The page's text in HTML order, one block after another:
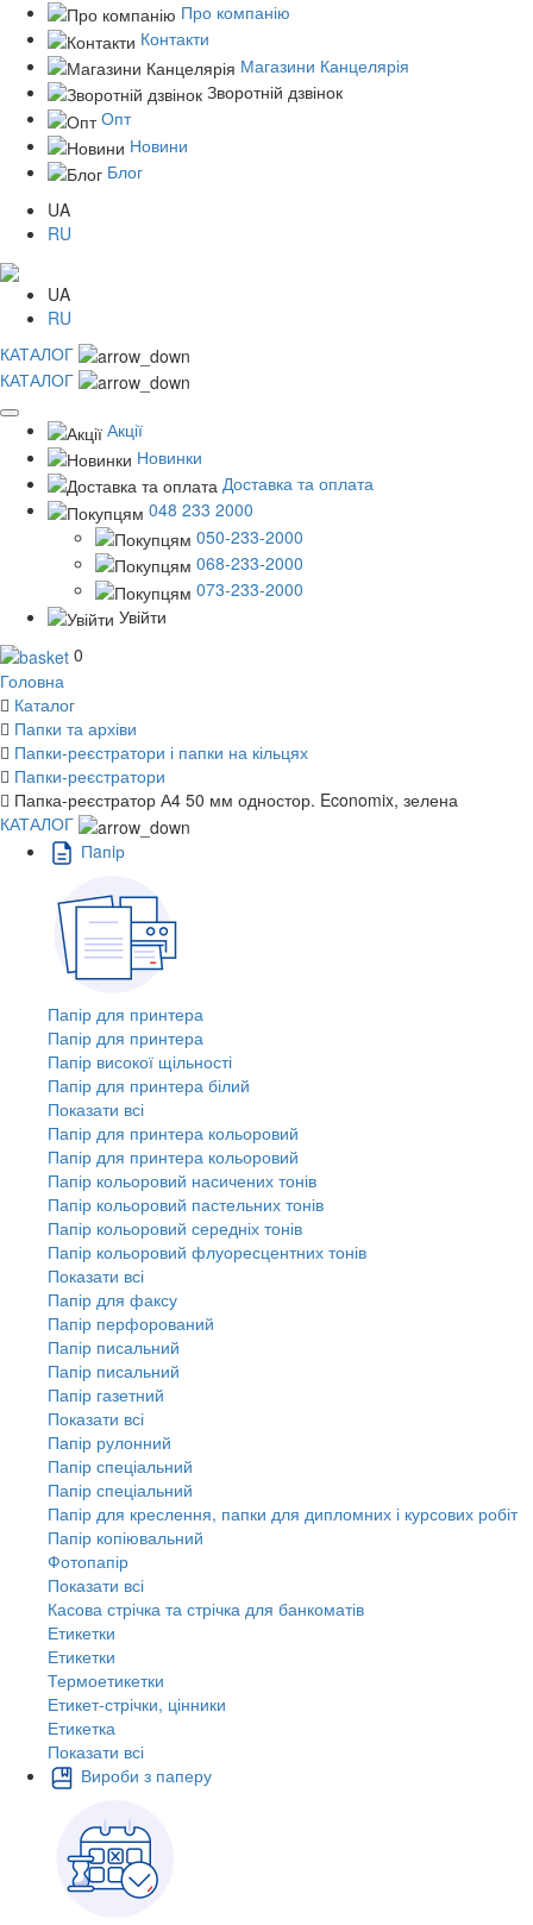
Про компанію
Контакти
Магазини Канцелярія
Зворотній дзвінок
Опт
Новини
Блог
UA
RU
UA
RU
КАТАЛОГ
КАТАЛОГ
Акції
Новинки
Доставка та оплата
048 233 2000
050-233-2000
068-233-2000
073-233-2000
Увійти
0
Головна
Каталог
Папки та архіви
Папки-реєстратори і папки на кільцях
Папки-реєстратори
Папка-реєстратор А4 50 мм одностор. Economix, зелена
КАТАЛОГ
Пaпiр
Папір для принтера
Папір для принтера
Папір високої щільності
Папір для принтера білий
Показати всі
Папір для принтера кольоровий
Папір для принтера кольоровий
Папір кольоровий насичених тонів
Папір кольоровий пастельних тонів
Папір кольоровий середніх тонів
Папір кольоровий флуоресцентних тонів
Показати всі
Папір для факсу
Папір перфорований
Папір писальний
Папір писальний
Папір газетний
Показати всі
Папір рулонний
Папір спеціальний
Папір спеціальний
Папір для креслення, папки для дипломних і курсових робіт
Папір копіювальний
Фотопапір
Показати всі
Касова стрічка та стрічка для банкоматів
Етикетки
Етикетки
Термоетикетки
Етикет-стрічки, цінники
Етикетка
Показати всі
Вироби з паперу